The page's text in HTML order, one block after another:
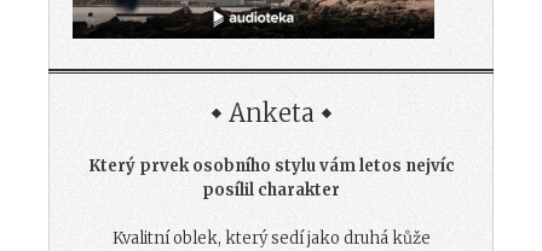
Anketa
Který prvek osobního stylu vám letos nejvíc
posílil charakter
Kvalitní oblek, který sedí jako druhá kůže